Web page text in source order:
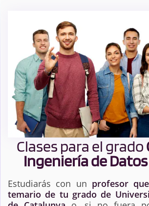
Clases para el grado
Ingeniería de Datos
Estudiarás con un profesor
temario de tu grado de